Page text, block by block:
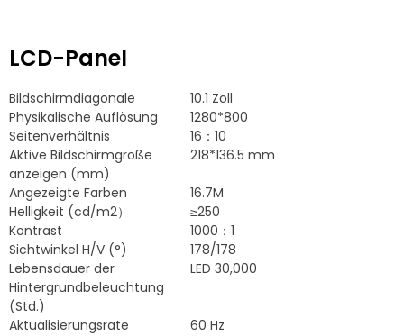
LCD-Panel
Bildschirmdiagonale
10.1 Zoll
Physikalische Auflösung
1280*800
Seitenverhältnis
16：10
Aktive Bildschirmgröße
anzeigen (mm)
218*136.5 mm
Angezeigte Farben
16.7M
Helligkeit (cd/m2）
≥250
Kontrast
1000：1
Sichtwinkel H/V (°)
178/178
Lebensdauer der
Hintergrundbeleuchtung
(Std.)
LED 30,000
Aktualisierungsrate 60 Hz